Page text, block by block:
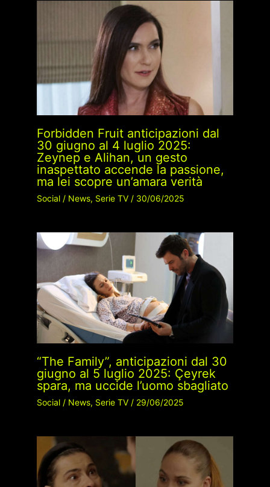
Forbidden Fruit anticipazioni dal
30 giugno al 4 luglio 2025:
Zeynep e Alihan, un gesto
inaspettato accende la passione,
ma lei scopre un’amara verità
Social/ News, Serie TV/ 30/06/2025
“The Family”, anticipazioni dal 30
giugno al 5 luglio 2025: Çeyrek
spara, ma uccide l’uomo sbagliato
Social/ News, Serie TV/ 29/06/2025